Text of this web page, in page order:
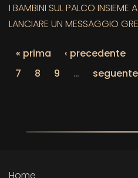
I BAMBINI SUL PALCO INSIEME
LANCIARE UN MESSAGGIO
« prima ‹ precedente
7
8 9 … seguente
Home